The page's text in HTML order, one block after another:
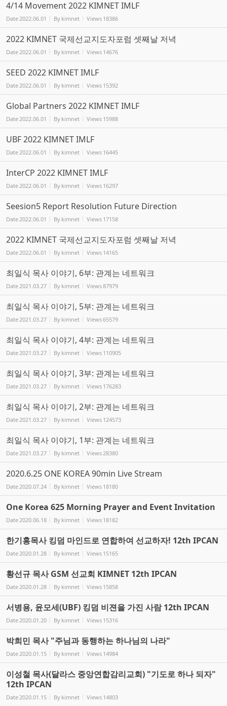
4/14 Movement 2022 KIMNET IMLF
Date2022.06.01 By kimnet Views 18386
2022 KIMNET 국제선교지도자포럼 셋째날 저녁
Date2022.06.01 By kimnet Views 14676
SEED 2022 KIMNET IMLF
Date2022.06.01 By kimnet Views 15392
Global Partners 2022 KIMNET IMLF
Date2022.06.01 By kimnet Views 15988
UBF 2022 KIMNET IMLF
Date2022.06.01 By kimnet Views 16445
InterCP 2022 KIMNET IMLF
Date2022.06.01 By kimnet Views 16297
Seesion5 Report Resolution Future Direction
Date2022.06.01 By kimnet Views 17158
2022 KIMNET 국제선교지도자포럼 셋째날 저녁
Date2022.06.01 By kimnet Views 14165
최일식 목사 이야기, 6부: 관계는 네트워크
Date2021.03.27 By kimnet Views87979
최일식 목사 이야기, 5부: 관계는 네트워크
Date2021.03.27 By kimnet Views65579
최일식 목사 이야기, 4부: 관계는 네트워크
Date2021.03.27 By kimnet Views 110905
최일식 목사 이야기, 3부: 관계는 네트워크
Date2021.03.27 By kimnet Views 176283
최일식 목사 이야기, 2부: 관계는 네트워크
Date2021.03.27 By kimnet Views 124573
최일식 목사 이야기, 1부: 관계는 네트워크
Date2021.03.27 By kimnet Views28380
2020.6.25 ONE KOREA 90min Live Stream
Date2020.07.24 By kimnet Views 18180
One Korea 625 Morning Prayer and Event Invitation
Date2020.06.18 By kimnet Views 18182
한기홍목사 킹덤 마인드로 연합하여 선교하자! 12th IPCAN
Date2020.01.28 By kimnet Views 15165
황선규 목사 GSM 선교회 KIMNET 12th IPCAN
Date2020.01.28 By kimnet Views 15858
서병용, 윤모세(UBF) 킹덤 비젼을 가진 사람 12th IPCAN
Date2020.01.20 By kimnet Views 15316
박희민 목사 "주님과 동행하는 하나님의 나라"
Date2020.01.15 By kimnet Views 14984
이성철 목사(달라스 중앙연합감리교회) "기도로 하나 되자"
12th IPCAN
Date2020.01.15 By kimnet Views 14803